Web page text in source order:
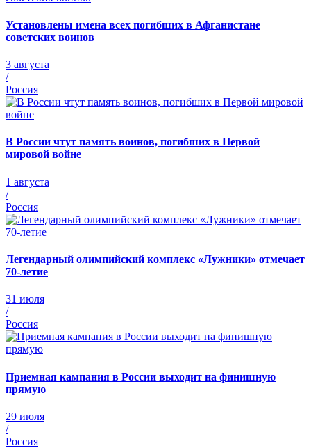
Установлены имена всех погибших в Афганистане
советских воинов
3 августа
/
Россия
В России чтут память воинов, погибших в Первой
мировой войне
1 августа
/
Россия
Легендарный олимпийский комплекс «Лужники» отмечает
70-летие
31 июля
/
Россия
Приемная кампания в России выходит на финишную
прямую
29 июля
/
Россия